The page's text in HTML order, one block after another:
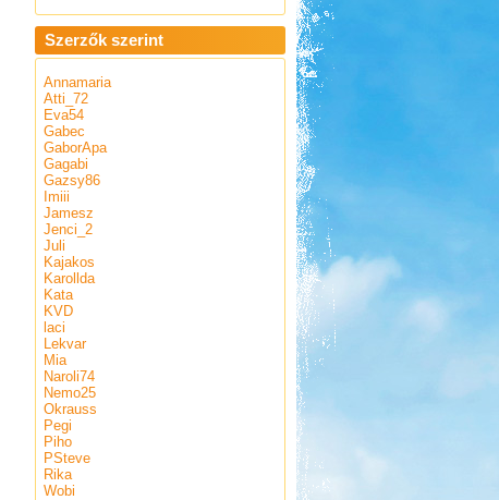
Szerzők szerint
Annamaria
Atti_72
Eva54
Gabec
GaborApa
Gagabi
Gazsy86
Imiii
Jamesz
Jenci_2
Juli
Kajakos
Karollda
Kata
KVD
laci
Lekvar
Mia
Naroli74
Nemo25
Okrauss
Pegi
Piho
PSteve
Rika
Wobi